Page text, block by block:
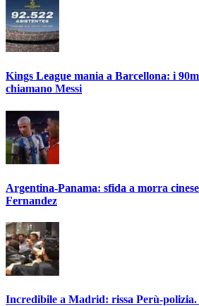
Kings League mania a Barcellona: i
chiamano Messi
Argentina-Panama: sfida a morra
Fernandez
Incredibile a Madrid: rissa Perù-